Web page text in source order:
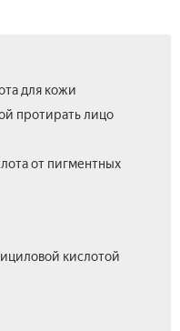
для кожи
протирать лицо
от пигментных
кислотой